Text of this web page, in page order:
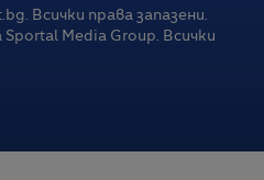
Всички права запазени.
Media Group. Всички